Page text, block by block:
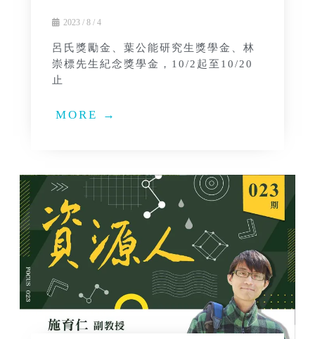
2023 / 8 / 4
呂氏獎勵金、葉公能研究生獎學金、林
崇標先生紀念獎學金，10/2起至10/20
止
MORE →